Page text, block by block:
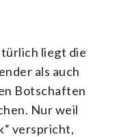
liegt die
als auch
Botschaften
Nur weil
verspricht,